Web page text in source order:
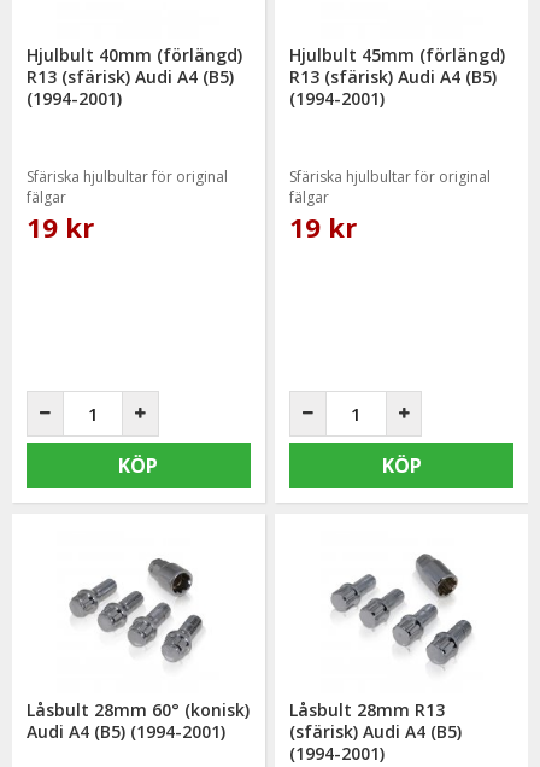
Hjulbult 40mm (förlängd)
R13 (sfärisk) Audi A4 (B5)
(1994-2001)
Sfäriska hjulbultar för original
fälgar
19 kr
KÖP
Hjulbult 45mm (förlängd)
R13 (sfärisk) Audi A4 (B5)
(1994-2001)
Sfäriska hjulbultar för original
fälgar
19 kr
KÖP
Låsbult 28mm 60° (konisk)
Audi A4 (B5) (1994-2001)
Låsbult 28mm R13
(sfärisk) Audi A4 (B5)
(1994-2001)